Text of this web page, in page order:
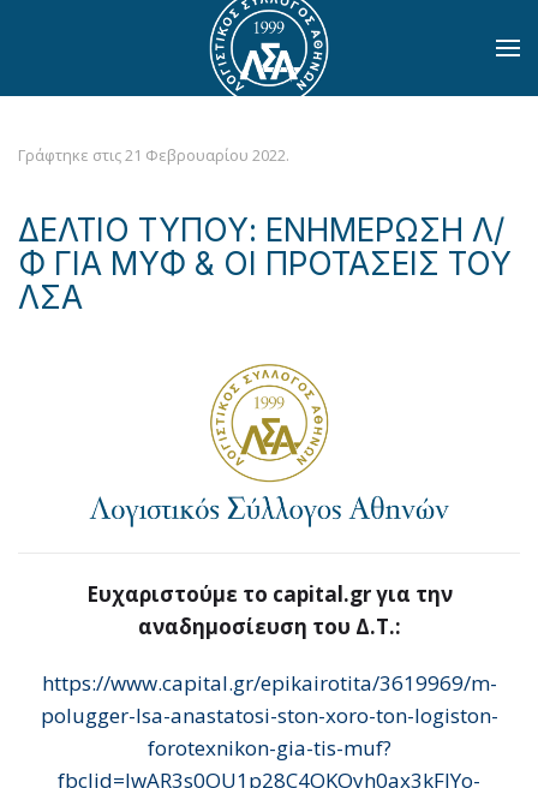
Skip to main content
Γράφτηκε στις21 Φεβρουαρίου 2022.
ΔΕΛΤΙΟ ΤΥΠΟΥ: ΕΝΗΜΕΡΩΣΗ Λ/
Φ ΓΙΑ ΜΥΦ & ΟΙ ΠΡΟΤΑΣΕΙΣ ΤΟΥ
ΛΣΑ
Ευχαριστούμε το capital.gr για την
αναδημοσίευση του Δ.Τ.:
https://www.capital.gr/epikairotita/3619969/m-
polugger-lsa-anastatosi-ston-xoro-ton-logiston-
forotexnikon-gia-tis-muf?
fbclid=IwAR3s0OU1p28C4QKOyh0ax3kFJYo-